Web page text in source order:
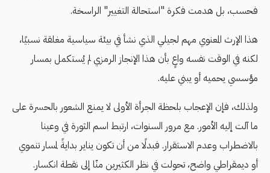
فحسب، بل هدمت فكرة "استحالة التغيير" الراسخة.
هذا الإرث المعنوي مهم لجيلي الذي نشأ في بيئة سياسية مغلقة نسبيًا،
لكنه في الوقت نفسه واعٍ بأن هذا الإنجاز الرمزي لم يُستكمل بمسار
مؤسسي يحميه أو يبني عليه.
ولذلك، فإن الإعجاب بلحظة الجرأة الأولى لا يمنع الشعور بالحسرة على
ما آلت إليه الأمور. مع مرور السنوات، ارتبط اسم الثورة في وعينا
بالاضطراب وعدم الاستقرار. فبدلًا من أن تكون يناير بدايةً لمسار تنموي
أو ديمقراطي واضح، تحولت في نظر الكثيرين منّا إلى نقطة انكسار.